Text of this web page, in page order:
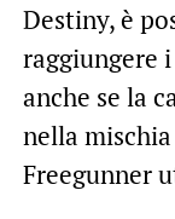
Destiny, è
raggiungere i
anche se la
nella
Freegunner